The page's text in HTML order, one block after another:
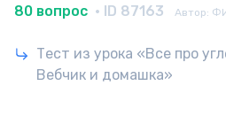
80 вопрос · ID 87163 Автор:
Тест из урока «Все про
Вебчик и домашка»